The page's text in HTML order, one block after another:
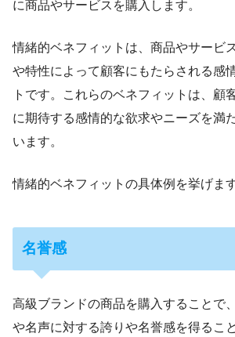
に商品やサービスを購入します。
情緒的ベネフィットは、商品やサービ
や特性によって顧客にもたらされる感
トです。これらのベネフィットは、顧
に期待する感情的な欲求やニーズを満
います。
情緒的ベネフィットの具体例を挙げます
名誉感
高級ブランドの商品を購入することで
や名声に対する誇りや名誉感を得るこ